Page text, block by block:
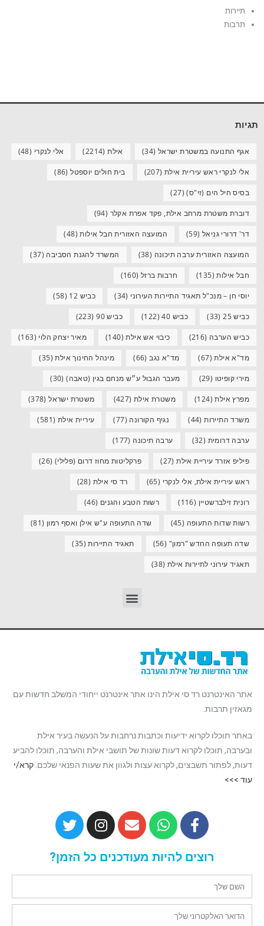
תיירות
תרבות
תגיות
אגף התנועה במשטרת ישראל (34) אילת(2214) אלי לנקרי (48)
אלי לנקרי ראש עיריית אילת (207) בית חולים יוספטל(86)
בסיס חיל הים (זי"ס)(27)
דוברת משטרת מרחב אילת, פקד אפרת אקלר (94)
דר' דרורי גניאל (59) המועצה האזורית חבל אילות(48)
המועצה האזורית ערבה תיכונה (38) המשרד להגנת הסביבה (37)
חבל אילות(135) חרבות ברזל (160)
יוסי חן – מנכ"ל תאגיד התיירות העירוני (34) כביש 12 (58)
כביש 25 (33) כביש 40 (122) כביש 90 (223)
כביש הערבה (216) כיבוי אש אילת(140) מאיר יצחק הלוי (163)
מד"א אילת(67) מד"א נגב(66) מינהל החינוך אילת(35)
מירי קופיטו (29) מעבר הגבול ע״ש מנחם בגין (טאבה)(30)
מפרץ אילת(124) משטרת אילת (427) משטרת ישראל(378)
משרד התיירות(44) נגיף הקורונה (77) עיריית אילת (581)
ערבה דרומית (32) ערבה תיכונה (177)
פיליפ אזרד עיריית אילת(27) פרקליטות מחוז דרום (פלילי) (26)
ראש עיריית אילת, אלי לנקרי (65) רד סי אילת (28)
רונית זילברשטיין (116) רשות הטבע והגנים (46)
רשות שדות התעופה (45) שדה התעופה ע"ש אילן ואסף רמון (81)
שדה תעופה החדש "רמון" (56) תאגיד התיירות(35)
תאגיד עירוני לתיירות אילת (38)
אתר האינטרנט רד סי אילת הינו אתר אינטרנט ייחודי המשלב חדשות עם
מגאזין תרבות.
באתר תוכלו לקרוא ידיעות וכתבות נרחבות על הנעשה בעיר אילת
ובערבה, תוכלו לקרוא דעות שונות של תושבי אילת והערבה, תוכלו להביע
דעות, לפתור תשבצים, לקרוא עצות ולגוון את שעות הפנאי שלכם. קרא/י
עוד >>>
רוצים להיות מעודכנים כל הזמן?